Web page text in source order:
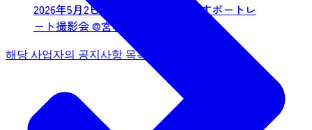
2026年5月2日～七夕スタイルで残すポートレ
ート撮影会 @宮城県知事公館～
해당 사업자의 공지사항 목록 보기